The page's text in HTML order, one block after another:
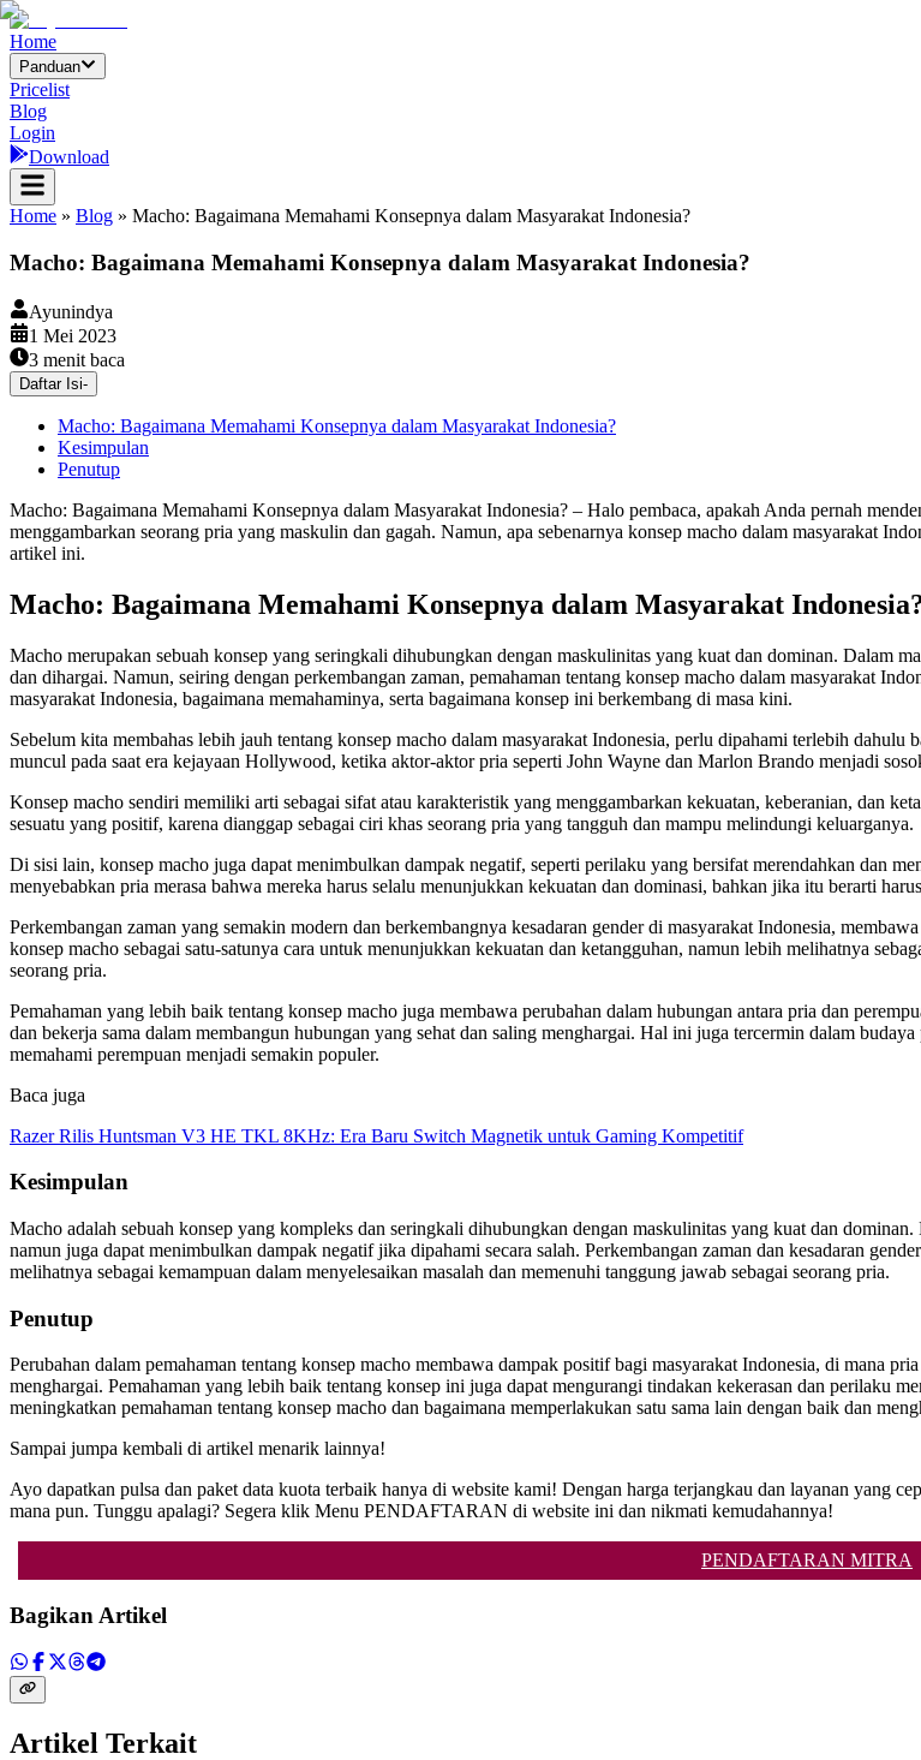
Home
Panduan
Pricelist
Blog
Login
Download
Home » Blog » Macho: Bagaimana Memahami Konsepnya dalam Masyarakat Indonesia?
Macho: Bagaimana Memahami Konsepnya dalam Masyarakat Indonesia?
Ayunindya
1 Mei 2023
3 menit baca
Daftar Isi-
Macho: Bagaimana Memahami Konsepnya dalam Masyarakat Indonesia?
Kesimpulan
Penutup
Macho: Bagaimana Memahami Konsepnya dalam Masyarakat Indonesia? – Halo pembaca, apakah Anda pernah
menggambarkan seorang pria yang maskulin dan gagah. Namun, apa sebenarnya konsep macho dalam masyarakat
artikel ini.
Macho: Bagaimana Memahami Konsepnya dalam Masyarakat
Macho merupakan sebuah konsep yang seringkali dihubungkan dengan maskulinitas yang kuat dan dominan. Dalam
dan dihargai. Namun, seiring dengan perkembangan zaman, pemahaman tentang konsep macho dalam masyarakat
masyarakat Indonesia, bagaimana memahaminya, serta bagaimana konsep ini berkembang di masa kini.
Sebelum kita membahas lebih jauh tentang konsep macho dalam masyarakat Indonesia, perlu dipahami terlebih
muncul pada saat era kejayaan Hollywood, ketika aktor-aktor pria seperti John Wayne dan Marlon Brando menjadi
Konsep macho sendiri memiliki arti sebagai sifat atau karakteristik yang menggambarkan kekuatan, keberanian, dan
sesuatu yang positif, karena dianggap sebagai ciri khas seorang pria yang tangguh dan mampu melindungi keluarganya.
Di sisi lain, konsep macho juga dapat menimbulkan dampak negatif, seperti perilaku yang bersifat merendahkan dan
menyebabkan pria merasa bahwa mereka harus selalu menunjukkan kekuatan dan dominasi, bahkan jika itu berarti
Perkembangan zaman yang semakin modern dan berkembangnya kesadaran gender di masyarakat Indonesia,
konsep macho sebagai satu-satunya cara untuk menunjukkan kekuatan dan ketangguhan, namun lebih melihatnya
seorang pria.
Pemahaman yang lebih baik tentang konsep macho juga membawa perubahan dalam hubungan antara pria dan
dan bekerja sama dalam membangun hubungan yang sehat dan saling menghargai. Hal ini juga tercermin dalam
memahami perempuan menjadi semakin populer.
Baca juga
Razer Rilis Huntsman V3 HE TKL 8KHz: Era Baru Switch Magnetik untuk Gaming Kompetitif
Kesimpulan
Macho adalah sebuah konsep yang kompleks dan seringkali dihubungkan dengan maskulinitas yang kuat dan
namun juga dapat menimbulkan dampak negatif jika dipahami secara salah. Perkembangan zaman dan kesadaran
melihatnya sebagai kemampuan dalam menyelesaikan masalah dan memenuhi tanggung jawab sebagai seorang pria.
Penutup
Perubahan dalam pemahaman tentang konsep macho membawa dampak positif bagi masyarakat Indonesia, di mana
menghargai. Pemahaman yang lebih baik tentang konsep ini juga dapat mengurangi tindakan kekerasan dan perilaku
meningkatkan pemahaman tentang konsep macho dan bagaimana memperlakukan satu sama lain dengan baik dan
Sampai jumpa kembali di artikel menarik lainnya!
Ayo dapatkan pulsa dan paket data kuota terbaik hanya di website kami! Dengan harga terjangkau dan layanan yang
mana pun. Tunggu apalagi? Segera klik Menu PENDAFTARAN di website ini dan nikmati kemudahannya!
PENDAFTARAN MITRA
Bagikan Artikel
Artikel Terkait